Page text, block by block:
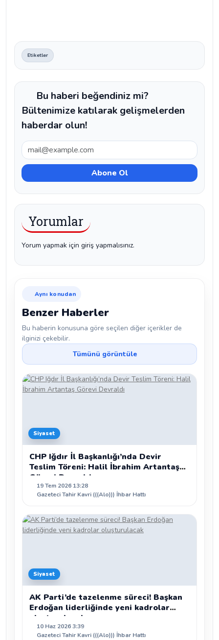
Etiketler
Bu haberi beğendiniz mi?
Bültenimize katılarak gelişmelerden
haberdar olun!
Yorumlar
Yorum yapmak için giriş yapmalısınız.
Aynı konudan
Benzer Haberler
Bu haberin konusuna göre seçilen diğer içerikler de
ilginizi çekebilir.
Tümünü görüntüle
Siyaset
CHP Iğdır İl Başkanlığı’nda Devir
Teslim Töreni: Halil İbrahim Artantaş
Görevi Devraldı
19 Tem 2026 13:28
Gazeteci Tahir Kavri (((Alo))) İhbar Hattı
Siyaset
AK Parti’de tazelenme süreci! Başkan
Erdoğan liderliğinde yeni kadrolar
oluşturulacak
10 Haz 2026 3:39
Gazeteci Tahir Kavri (((Alo))) İhbar Hattı